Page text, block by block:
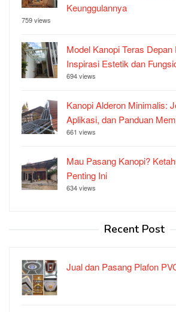
Keunggulannya
759 views
Model Kanopi Teras Depan
Inspirasi Estetik dan
694 views
Kanopi Alderon Minimalis:
Aplikasi, dan Panduan
661 views
Mau Pasang Kanopi?
Penting Ini
634 views
Recent Post
Jual dan Pasang Plafon